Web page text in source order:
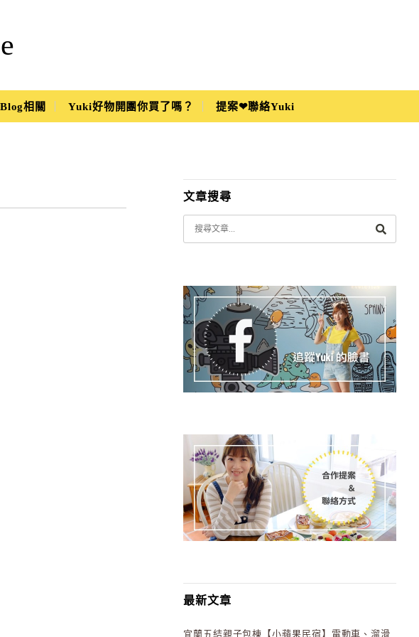
Blog相關 Yuki好物開團你買了嗎？ 提案❤聯絡Yuki
文章搜尋
最新文章
宜蘭五結親子包棟【小蘋果民宿】電動車、溜滑